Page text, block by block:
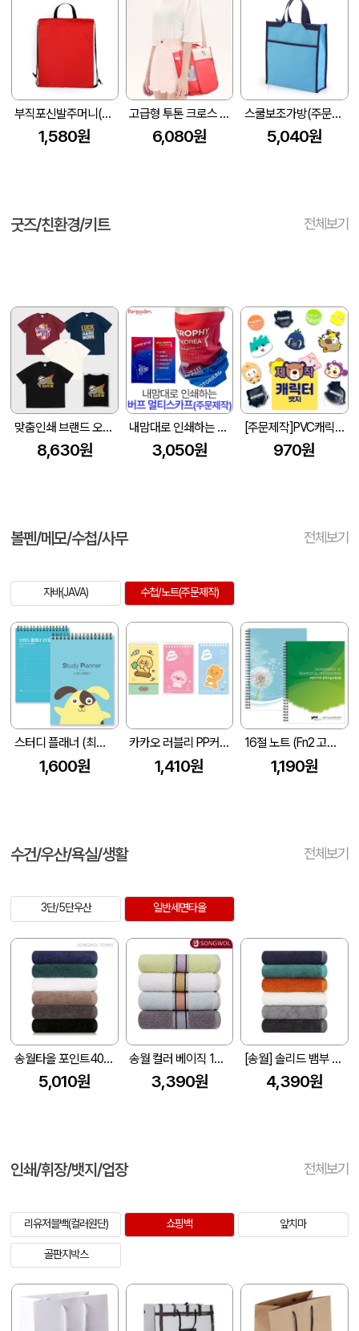
부직포신발주머니(주문제작) (290*360mm)
1,580원
고급형 투톤 크로스 보조가방 (280*340*100mm)
6,080원
스쿨보조가방(주문제작) (280*320*90mm)
5,040원
굿즈/친환경/키트 전체보기
맞춤인쇄 브랜드 오버핏 반팔티셔츠
8,630원
내맘대로 인쇄하는 버프 멀티스카프(주문제작)
3,050원
[주문제작]PVC캐릭터 뱃지 (50mm이내)
970원
볼펜/메모/수첩/사무 전체보기
자바(JAVA) 수첩/노트(주문제작)
스터디 플래너 (최고급형/25절/150*210mm)
1,600원
카카오 러블리 PP커버 스프링수첩
1,410원
16절 노트 (Fn2 고급형/주문제작)
1,190원
수건/우산/욕실/생활 전체보기
3단/5단우산 일반세면타올
송월타올 포인트40 세면타월 코마사 200g (40수/40*90cm)
5,010원
송월 컬러 베이직 130g 1p
3,390원
[송월] 솔리드 뱀부 무지40 세면타올 200g
4,390원
인쇄/휘장/뱃지/업장 전체보기
리유저블백(컬러원단) 쇼핑백 앞치마
골판지박스